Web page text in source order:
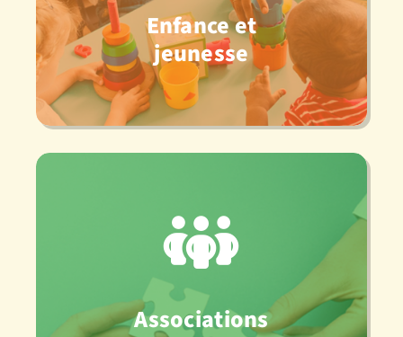
Enfance et
jeunesse
Associations